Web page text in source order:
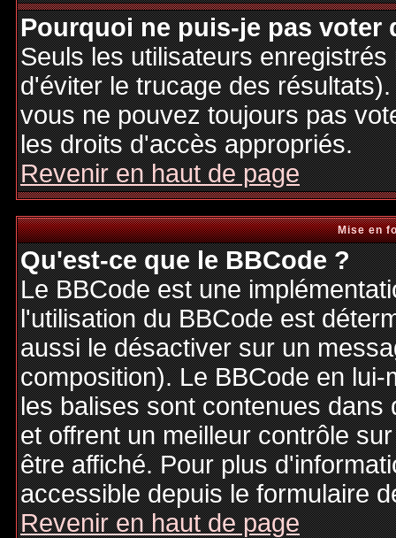
Pourquoi ne puis-je pas voter
Seuls les utilisateurs
d'éviter le trucage des
vous ne pouvez toujours pas
les droits d'accès appropriés.
Revenir en haut de page
Mise en
Qu'est-ce que le BBCode ?
Le BBCode est une
l'utilisation du BBCode est
aussi le désactiver sur un
composition). Le BBCode en
les balises sont contenues
et offrent un meilleur contrôle
être affiché. Pour plus
accessible depuis le formulaire
Revenir en haut de page